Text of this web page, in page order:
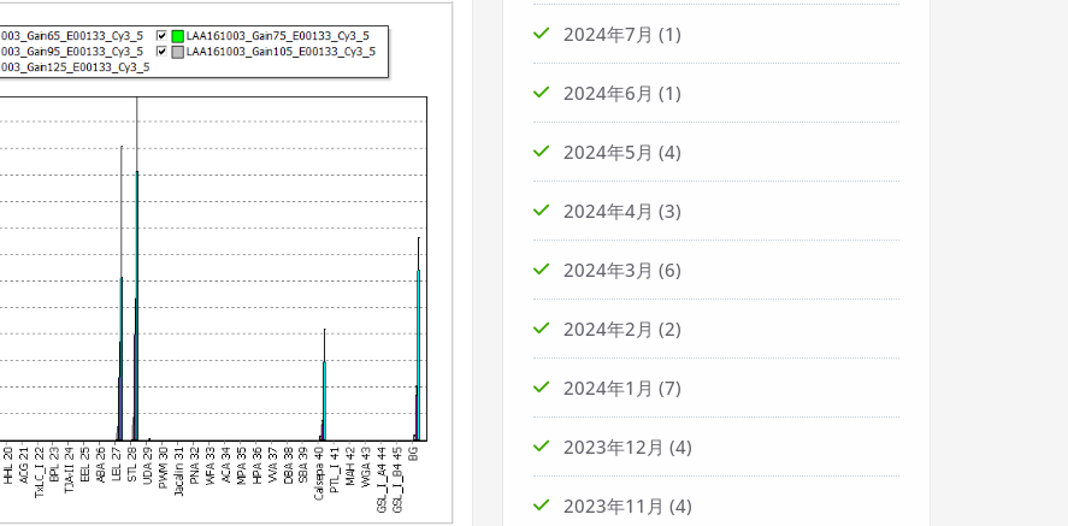
2024年7月 (1)
2024年6月 (1)
2024年5月 (4)
2024年4月 (3)
2024年3月 (6)
2024年2月 (2)
2024年1月 (7)
2023年12月 (4)
2023年11月 (4)